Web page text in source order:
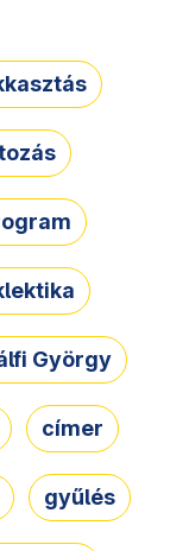
György
címer
gyűlés